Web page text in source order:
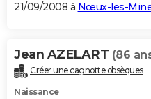
21/09/2008 à Nœux-les-
Jean AZELART (86
Créer une cagnotte obsèques
Naissance